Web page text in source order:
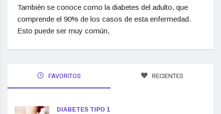
También se conoce como la diabetes del adulto, que
comprende el 90% de los casos de esta enfermedad.
Esto puede ser muy común,
FAVORITOS RECIENTES
DIABETES TIPO 1